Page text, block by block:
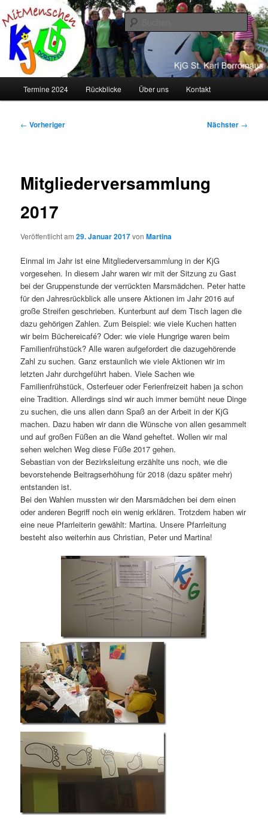
Zum
primären
Inhalt
springenKJG Dorstfeld
Termine 2024 Rückblicke Über uns Kontakt
Beitragsnavigation
← Vorheriger Nächster →
Mitgliederversammlung
2017
Veröffentlicht am29. Januar 2017vonMartina
Einmal im Jahr ist eine Mitgliederversammlung in der KjG
vorgesehen. In diesem Jahr waren wir mit der Sitzung zu Gast
bei der Gruppenstunde der verrückten Marsmädchen. Peter hatte
für den Jahresrückblick alle unsere Aktionen im Jahr 2016 auf
große Streifen geschrieben. Kunterbunt auf dem Tisch lagen die
dazu gehörigen Zahlen. Zum Beispiel: wie viele Kuchen hatten
wir beim Büchereicafé? Oder: wie viele Hungrige waren beim
Familienfrühstück? Alle waren aufgefordert die dazugehörende
Zahl zu suchen. Ganz erstaunlich wie viele Aktionen wir im
letzten Jahr durchgeführt haben. Viele Sachen wie
Familienfrühstück, Osterfeuer oder Ferienfreizeit haben ja schon
eine Tradition. Allerdings sind wir auch immer bemüht neue Dinge
zu suchen, die uns allen dann Spaß an der Arbeit in der KjG
machen. Dazu haben wir dann die Wünsche von allen gesammelt
und auf großen Füßen an die Wand geheftet. Wollen wir mal
sehen welchen Weg diese Füße 2017 gehen.
Sebastian von der Bezirksleitung erzählte uns noch, wie die
bevorstehende Beitragserhöhung für 2018 (dazu später mehr)
entstanden ist.
Bei den Wahlen mussten wir den Marsmädchen bei dem einen
oder anderen Begriff noch ein wenig erklären. Trotzdem haben wir
eine neue Pfarrleiterin gewählt: Martina. Unsere Pfarrleitung
besteht also weiterhin aus Christian, Peter und Martina!